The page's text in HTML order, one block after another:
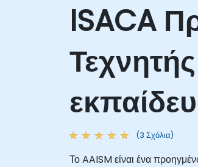
ISACA
(3 Σχόλια)
Το AAISM είναι ένα